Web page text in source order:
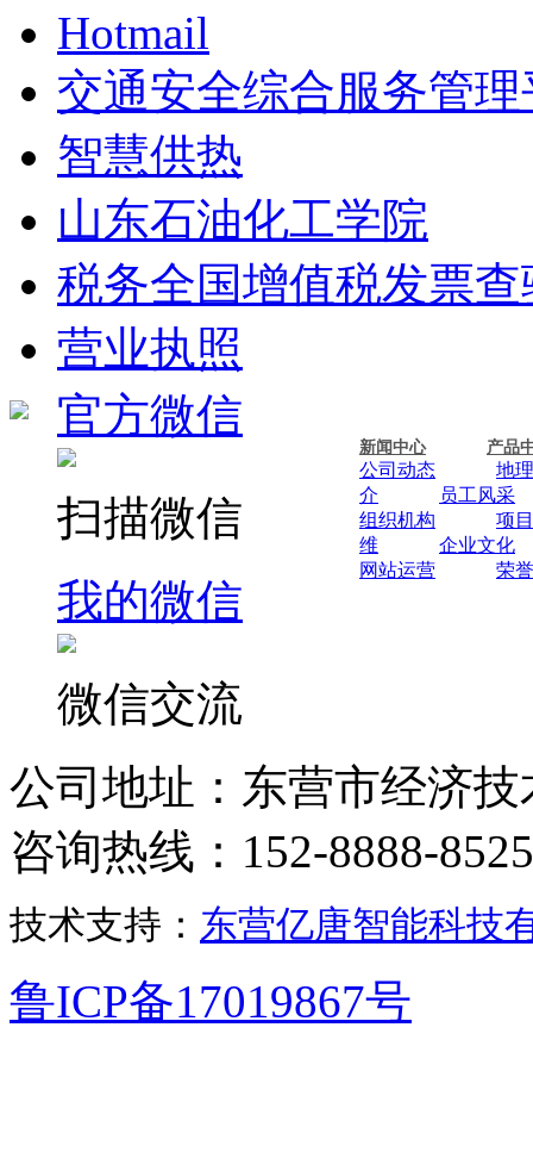
Hotmail
交通安全综合服务管理
智慧供热
山东石油化工学院
税务全国增值税发票
营业执照
新闻中心 产品
公司动态
地
介
员工风采
组织机构
项
维
企业文化
网站运营
荣
官方微信
扫描微信
我的微信
微信交流
公司地址：东营市经济
咨询热线：152-8888-8525
技术支持： 东营亿唐智能科技
鲁ICP备17019867号